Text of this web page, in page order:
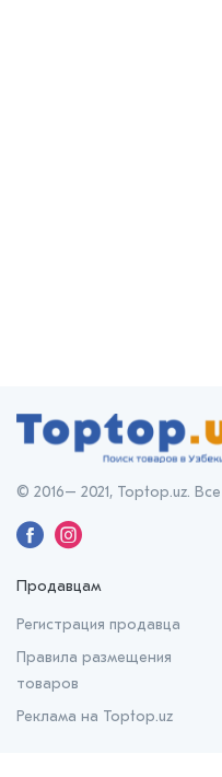
Продавцам
Регистрация продавца
Правила размещения
товаров
Реклама на Toptop.uz
© 2016– 2021, Toptop.uz.